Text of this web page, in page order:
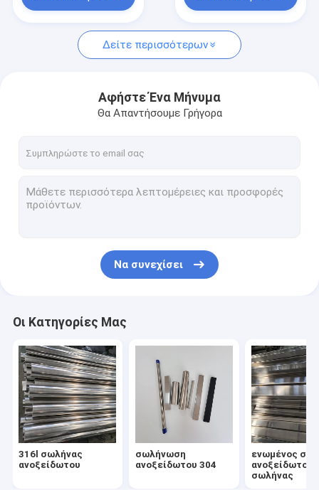
316l σωλήνας ανοξείδωτου
σωλήνωση ανοξείδωτου 304
χωρίς συγκόλληση σωλήνας SS
Φύλλο μετάλλων ανοξείδωτου
316l φύλλο ανοξείδωτου
φύλλο ανοξείδωτου καθρεφτών
Σωλήνας κραμάτων αργιλίου
Φύλλο κραμάτων αργιλίου
Σπείρα κραμάτων αργιλίου
συναρμολογήσεις ανοξείδωτου
Δείτε περισσότερων
Αφήστε Ένα Μήνυμα
Θα Απαντήσουμε Γρήγορα
Να συνεχίσει
Οι Κατηγορίες Μας
316l σωλήνας
ανοξείδωτου
σωλήνωση
ανοξείδωτου 304
ενωμένος
ανοξείδωτο
σωλήνας